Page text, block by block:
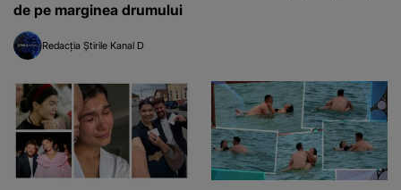
de pe marginea drumului
Redacția Știrile Kanal D